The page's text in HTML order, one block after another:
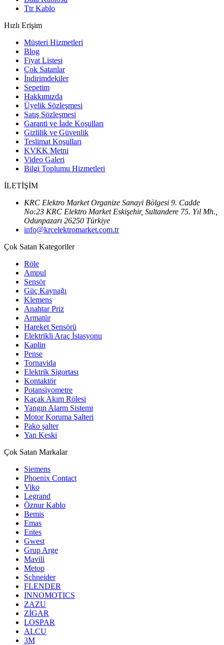
Ttr Kablo
Hızlı Erişim
Müşteri Hizmetleri
Blog
Fiyat Listesi
Çok Satanlar
İndirimdekiler
Sepetim
Hakkımızda
Üyelik Sözleşmesi
Satış Sözleşmesi
Garanti ve İade Koşulları
Gizlilik ve Güvenlik
Teslimat Koşulları
KVKK Metni
Video Galeri
Bilgi Toplumu Hizmetleri
İLETİŞİM
KRC Elektro Market Organize Sanayi Bölgesi 9. Cadde
No:23 KRC Elektro Market Eskişehir, Sultandere 75. Yıl Mh.,
Odunpazarı 26250 Türkiye
info@krcelektromarket.com.tr
Çok Satan Kategoriler
Röle
Ampul
Sensör
Güç Kaynağı
Klemens
Anahtar Priz
Armatür
Hareket Sensörü
Elektrikli Araç İstasyonu
Kaplin
Pense
Tornavida
Elektrik Sigortası
Kontaktör
Potansiyometre
Kaçak Akım Rölesi
Yangın Alarm Sistemi
Motor Koruma Şalteri
Pako şalter
Yan Keski
Çok Satan Markalar
Siemens
Phoenix Contact
Viko
Legrand
Öznur Kablo
Bemis
Emas
Entes
Gwest
Grup Arge
Mavili
Metop
Schneider
FLENDER
INNOMOTICS
ZAZU
ZİGAR
LOSPAR
ALCU
3M